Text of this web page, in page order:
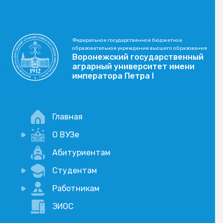
Федеральное государственное бюджетное
образовательное учреждение высшего образования
Воронежский государственный
аграрный университет имени
императора Петра I
Главная
О ВУЗе
Новости
Учебный процесс
Научная деятельность
Абитуриентам
Студентам
Портал дистанционого обучения
Академические отпуска
Работникам
Внимание, опрос!
ЭИОС